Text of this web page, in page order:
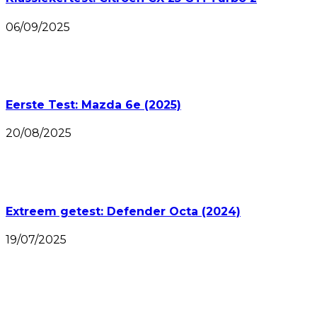
06/09/2025
Eerste Test: Mazda 6e (2025)
20/08/2025
Extreem getest: Defender Octa (2024)
19/07/2025